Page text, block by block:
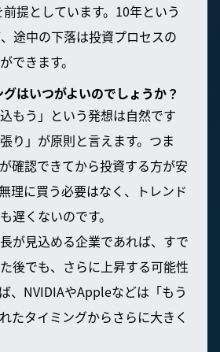
提としています。10年という
途中の下落は投資プロセスの
できます。
はいつがよいのでしょうか？
もう」という発想は自然です
り」が原則と言えます。つま
確認できてから投資する方が安
理に買う必要はなく、トレンド
遅くないのです。
が見込める企業であれば、すで
後でも、さらに上昇する可能性
、NVIDIAやAppleなどは「もう
たタイミングからさらに大きく